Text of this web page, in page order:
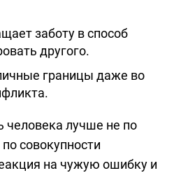
заботу в способ
другого.
границы даже во
человека лучше не по
совокупности
на чужую ошибку и